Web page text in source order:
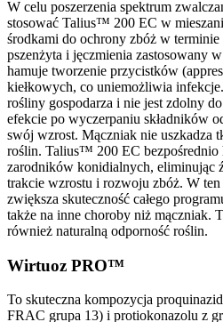
W celu poszerzenia spektrum
stosować Talius™ 200 EC w
środkami do ochrony zbóż w
pszenżyta i jęczmienia zastosowany
hamuje tworzenie przycistków
kiełkowych, co uniemożliwia
rośliny gospodarza i nie jest zdolny
efekcie po wyczerpaniu składników
swój wzrost. Mączniak nie uszkadza
roślin. Talius™ 200 EC bezpośrednio
zarodników konidialnych, eliminując
trakcie wzrostu i rozwoju zbóż. W ten
zwiększa skuteczność całego
także na inne choroby niż
również naturalną odporność roślin.
Wirtuoz PRO™
To skuteczna kompozycja
FRAC grupa 13) i protiokonazolu z